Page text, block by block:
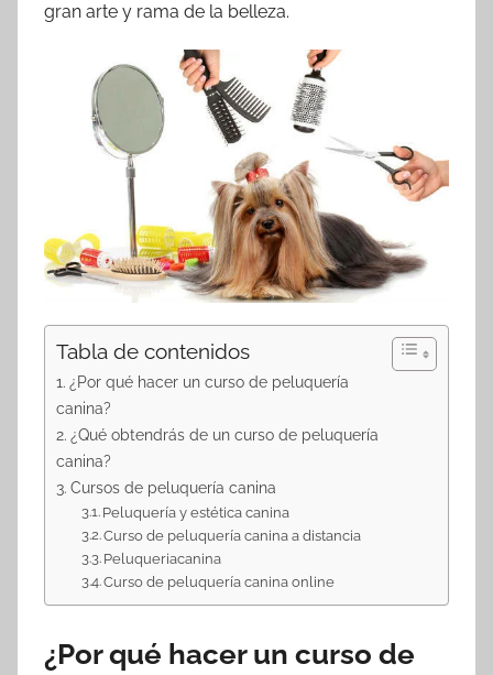
gran arte y rama de la belleza.
Tabla de contenidos
¿Por qué hacer un curso de peluquería
canina?
¿Qué obtendrás de un curso de peluquería
canina?
Cursos de peluquería canina
Peluquería y estética canina
Curso de peluquería canina a distancia
Peluqueriacanina
Curso de peluquería canina online
¿Por qué hacer un curso de